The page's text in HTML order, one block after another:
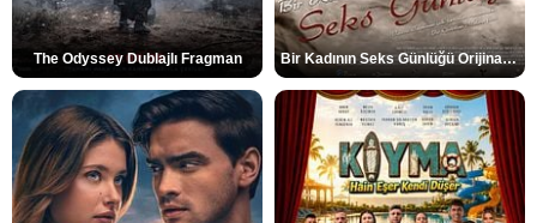
The Odyssey Dublajlı Fragman Bir Kadının Seks Günlüğü Orijinal Fragman